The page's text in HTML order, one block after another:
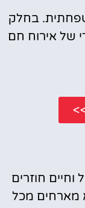
בחלק
של אירוח חם
חוזרים
מארחים מכל